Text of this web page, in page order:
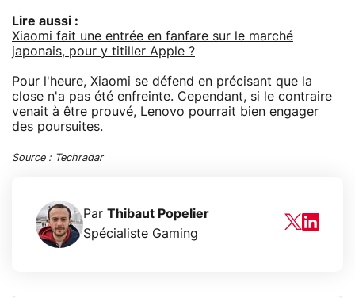
Lire aussi :
Xiaomi fait une entrée en fanfare sur le marché
japonais, pour y titiller Apple ?
Pour l'heure, Xiaomi se défend en précisant que la
close n'a pas été enfreinte. Cependant, si le contraire
venait à être prouvé, Lenovo pourrait bien engager
des poursuites.
Source : Techradar
Par Thibaut Popelier
Spécialiste Gaming